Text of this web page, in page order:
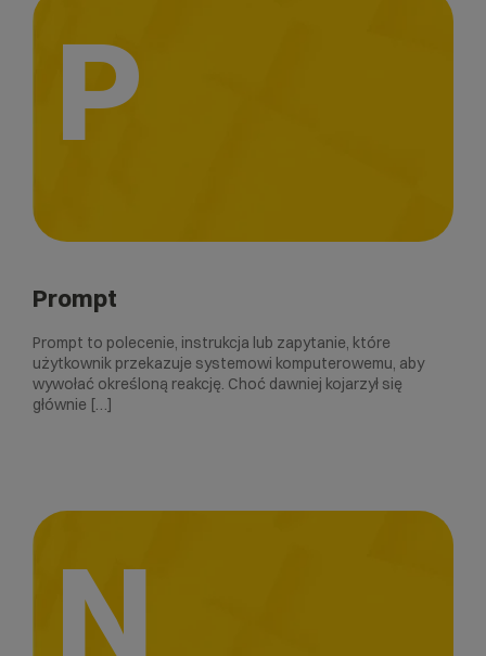
P
Prompt
Prompt to polecenie, instrukcja lub zapytanie, które
użytkownik przekazuje systemowi komputerowemu, aby
wywołać określoną reakcję. Choć dawniej kojarzył się
głównie […]
N